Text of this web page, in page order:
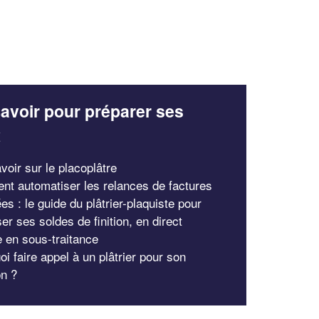
pour préparer ses
sur le placoplâtre
automatiser les relances de factures
: le guide du plâtrier-plaquiste pour
ses soldes de finition, en direct
en sous-traitance
faire appel à un plâtrier pour son
?